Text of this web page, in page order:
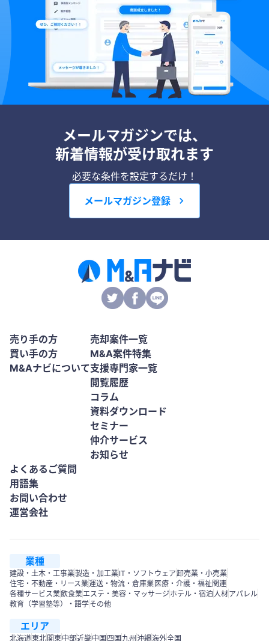
メールマガジンでは、
新着情報が受け取れます
必要な条件を設定するだけ！
メールマガジン登録
売り手の方
買い手の方
M&Aナビについて
売却案件一覧
M&A案件特集
支援専門家一覧
閲覧履歴
コラム
資料ダウンロード
セミナー
仲介サービス
お知らせ
よくあるご質問
用語集
お問い合わせ
運営会社
業種
建設・土木・工事業製造・加工業IT・ソフトウェア卸売業・小売業
住宅・不動産・リース業運送・物流・倉庫業医療・介護・福祉関連
各種サービス業飲食業エステ・美容・マッサージ ホテル・宿泊 人材アパレル
教育（学習塾等）・語学その他
エリア
北海道東北関東中部近畿中国 四国 九州沖縄海外全国